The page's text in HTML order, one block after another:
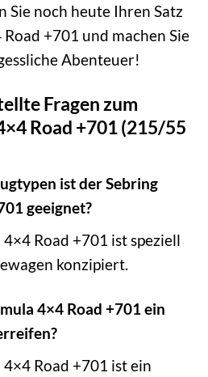
Sie noch heute Ihren Satz
+701 und machen Sie
Abenteuer!
Fragen zum
Road +701 (215/55
ist der Sebring
geeignet?
Road +701 ist speziell
konzipiert.
4×4 Road +701 ein
Road +701 ist ein